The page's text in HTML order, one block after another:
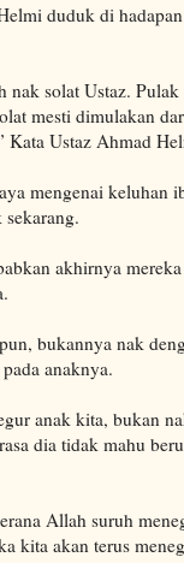
duduk di
nak solat Ustaz.
mesti dimulakan
Kata Ustaz Ahmad
mengenai keluhan
akhirnya
bukannya nak
anaknya.
anak kita, bukan
dia tidak mahu
Allah suruh
kita akan terus